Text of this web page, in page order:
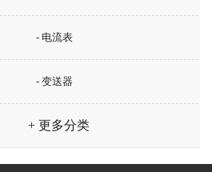
- 电流表
- 变送器
+ 更多分类